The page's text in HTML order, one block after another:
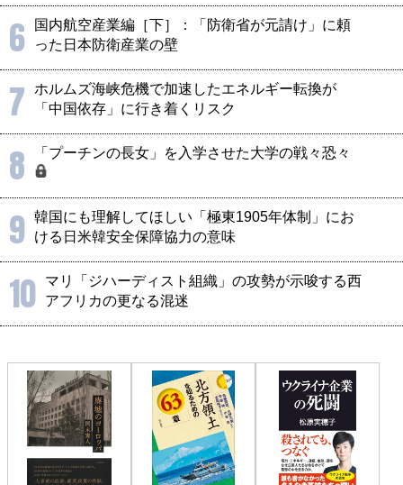
6
国内航空産業編［下］：「防衛省が元請け」に頼
った日本防衛産業の壁
7
ホルムズ海峡危機で加速したエネルギー転換が
「中国依存」に行き着くリスク
8 「プーチンの長女」を入学させた大学の戦々恐々
9 韓国にも理解してほしい「極東1905年体制」にお
ける日米韓安全保障協力の意味
10
マリ「ジハーディスト組織」の攻勢が示唆する西
アフリカの更なる混迷